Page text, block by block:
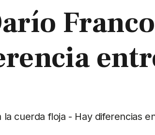
cuerda floja - Hay diferencias